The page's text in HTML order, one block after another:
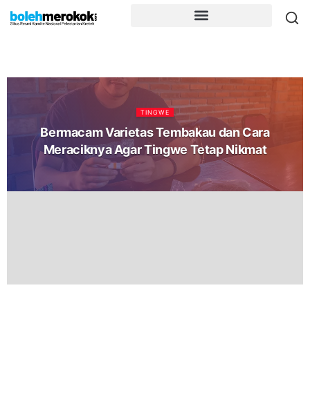
TINGWE
Bermacam Varietas Tembakau dan Cara
Meraciknya Agar Tingwe Tetap Nikmat